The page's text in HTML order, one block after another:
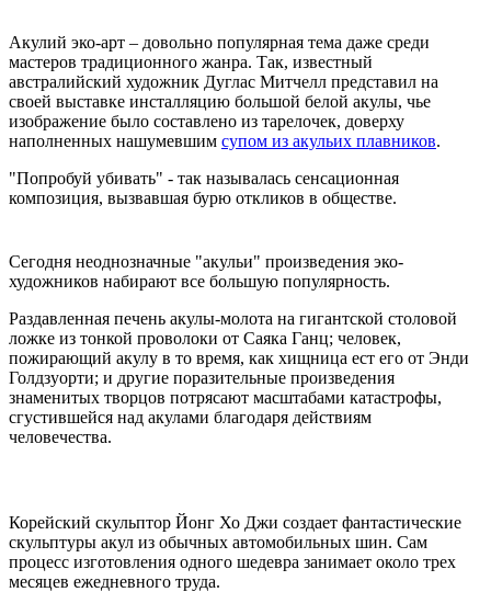
Акулий эко-арт – довольно популярная тема даже среди
мастеров традиционного жанра. Так, известный
австралийский художник Дуглас Митчелл представил на
своей выставке инсталляцию большой белой акулы, чье
изображение было составлено из тарелочек, доверху
наполненных нашумевшим супом из акульих плавников.
"Попробуй убивать" - так называлась сенсационная
композиция, вызвавшая бурю откликов в обществе.
Сегодня неоднозначные "акульи" произведения эко-
художников набирают все большую популярность.
Раздавленная печень акулы-молота на гигантской столовой
ложке из тонкой проволоки от Саяка Ганц; человек,
пожирающий акулу в то время, как хищница ест его от Энди
Голдзуорти; и другие поразительные произведения
знаменитых творцов потрясают масштабами катастрофы,
сгустившейся над акулами благодаря действиям
человечества.
Корейский скульптор Йонг Хо Джи создает фантастические
скульптуры акул из обычных автомобильных шин. Сам
процесс изготовления одного шедевра занимает около трех
месяцев ежедневного труда.